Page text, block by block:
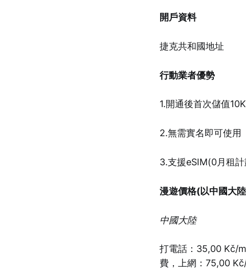
開戶資料
捷克共和國地址
行動業者優勢
1.開通後首次儲值
2.無需實名即可使用
3.支援eSIM(0月租
漫遊價格(以中國大
中國大陸
打電話：35,00 Kč/
費，上網：75,00